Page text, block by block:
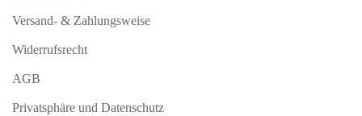
Versand- & Zahlungsweise
Widerrufsrecht
AGB
Privatsphäre und Datenschutz